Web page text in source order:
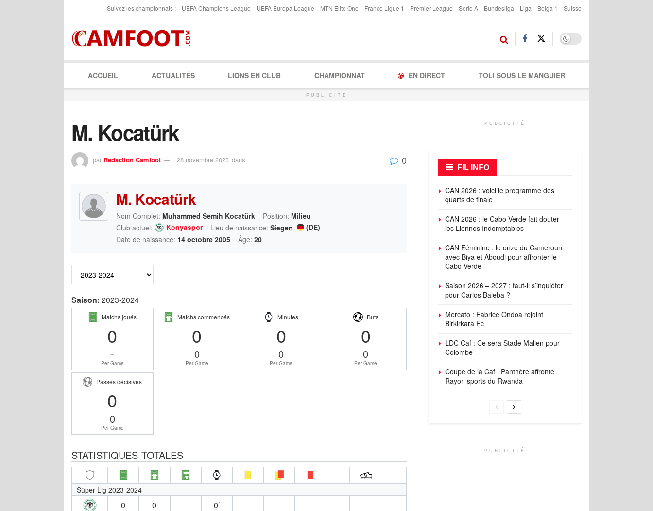
Suivez les championnats : UEFA Champions League UEFA Europa League MTN Elite One France Ligue 1 Premier League Serie A Bundesliga Liga Belga 1 Suisse
ACCUEIL ACTUALITÉS LIONS EN CLUB CHAMPIONNAT EN DIRECT TOLI SOUS LE MANGUIER
PUBLICITÉ
M. Kocatürk
par Redaction Camfoot 28 novembre 2023 dans 0
M. Kocatürk
Nom Complet: Muhammed Semih Kocatürk Position: Milieu
Club actuel:
Konyaspor Lieu de naissance: Siegen
(DE)
Date de naissance: 14 octobre 2005 Âge: 20
Saison: 2023-2024
Matchs joués
0
-
Per Game
Matchs commencés
0
0
Per Game
Minutes
0
0
Per Game
Buts
0
0
Per Game
Passes décisives
0
0
Per Game
STATISTIQUES TOTALES
Süper Lig 2023-2024
0 0 0′
PUBLICITÉ
FIL INFO
CAN 2026 : voici le programme des
quarts de finale
CAN 2026 : le Cabo Verde fait douter
les Lionnes Indomptables
CAN Féminine : le onze du Cameroun
avec Biya et Aboudi pour affronter le
Cabo Verde
Saison 2026 – 2027 : faut-il s’inquiéter
pour Carlos Baleba ?
Mercato : Fabrice Ondoa rejoint
Birkirkara Fc
LDC Caf : Ce sera Stade Malien pour
Colombe
Coupe de la Caf : Panthère affronte
Rayon sports du Rwanda
PUBLICITÉ